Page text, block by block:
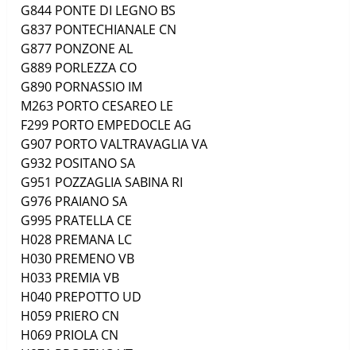
G844 PONTE DI LEGNO BS
G837 PONTECHIANALE CN
G877 PONZONE AL
G889 PORLEZZA CO
G890 PORNASSIO IM
M263 PORTO CESAREO LE
F299 PORTO EMPEDOCLE AG
G907 PORTO VALTRAVAGLIAVA
G932 POSITANOSA
G951 POZZAGLIA SABINA RI
G976 PRAIANOSA
G995 PRATELLA CE
H028 PREMANA LC
H030 PREMENOVB
H033 PREMIAVB
H040 PREPOTTO UD
H059 PRIERO CN
H069 PRIOLA CN